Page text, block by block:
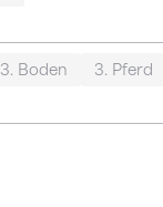
3. Boden 3. Pferd